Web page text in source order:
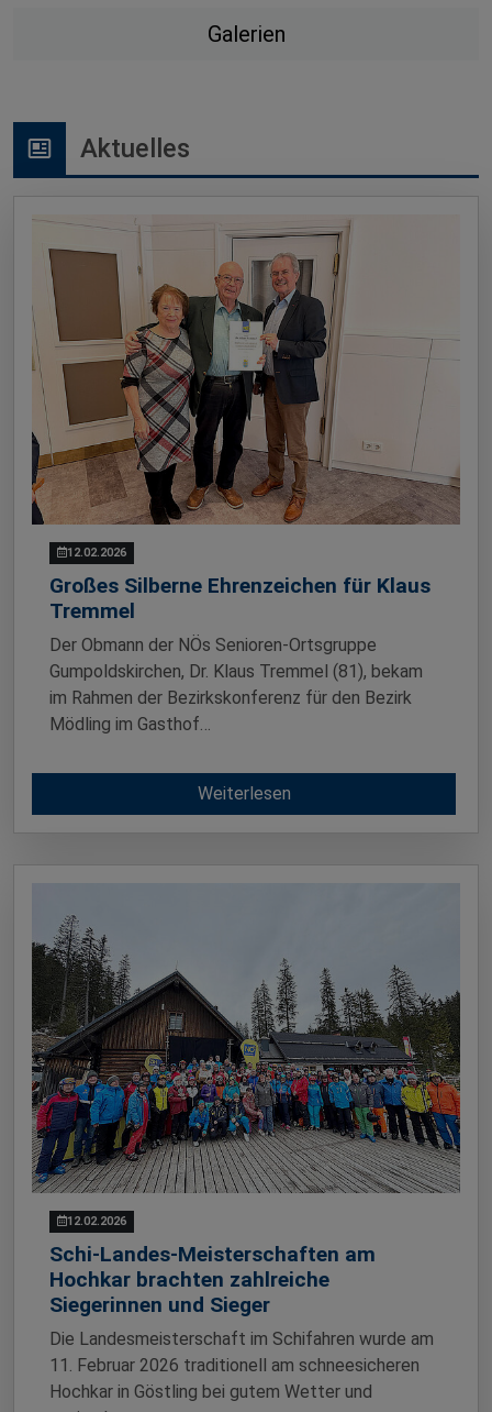
Galerien
Aktuelles
12.02.2026
Großes Silberne Ehrenzeichen für Klaus
Tremmel
Der Obmann der NÖs Senioren-Ortsgruppe
Gumpoldskirchen, Dr. Klaus Tremmel (81), bekam
im Rahmen der Bezirkskonferenz für den Bezirk
Mödling im Gasthof…
Weiterlesen
12.02.2026
Schi-Landes-Meisterschaften am
Hochkar brachten zahlreiche
Siegerinnen und Sieger
Die Landesmeisterschaft im Schifahren wurde am
11. Februar 2026 traditionell am schneesicheren
Hochkar in Göstling bei gutem Wetter und